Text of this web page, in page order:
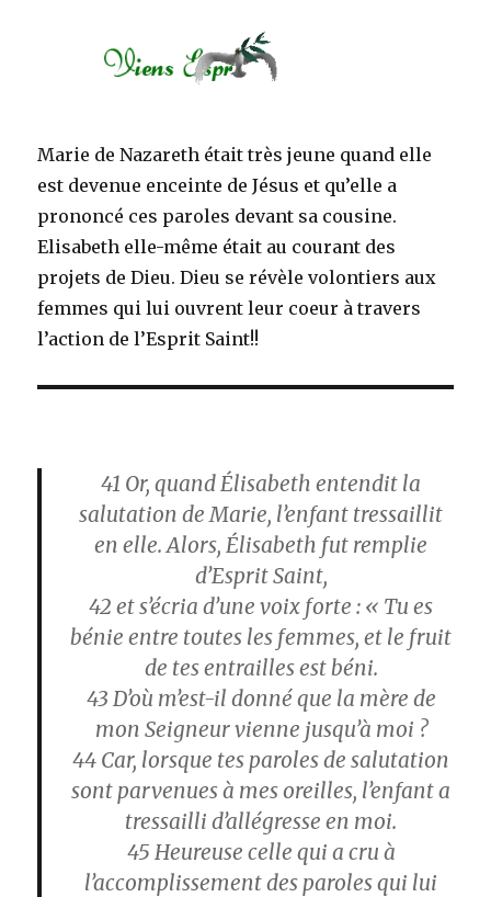
Marie de Nazareth était très jeune quand elle
est devenue enceinte de Jésus et qu’elle a
prononcé ces paroles devant sa cousine.
Elisabeth elle-même était au courant des
projets de Dieu. Dieu se révèle volontiers aux
femmes qui lui ouvrent leur coeur à travers
l’action de l’Esprit Saint!!
41 Or, quand Élisabeth entendit la
salutation de Marie, l’enfant tressaillit
en elle. Alors, Élisabeth fut remplie
d’Esprit Saint,
42 et s’écria d’une voix forte : « Tu es
bénie entre toutes les femmes, et le fruit
de tes entrailles est béni.
43 D’où m’est-il donné que la mère de
mon Seigneur vienne jusqu’à moi ?
44 Car, lorsque tes paroles de salutation
sont parvenues à mes oreilles, l’enfant a
tressailli d’allégresse en moi.
45 Heureuse celle qui a cru à
l’accomplissement des paroles qui lui